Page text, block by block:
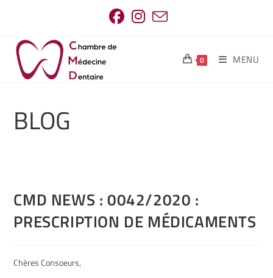
0 MENU
BLOG
CMD NEWS : 0042/2020 :
PRESCRIPTION DE MÉDICAMENTS
Chères Consoeurs,